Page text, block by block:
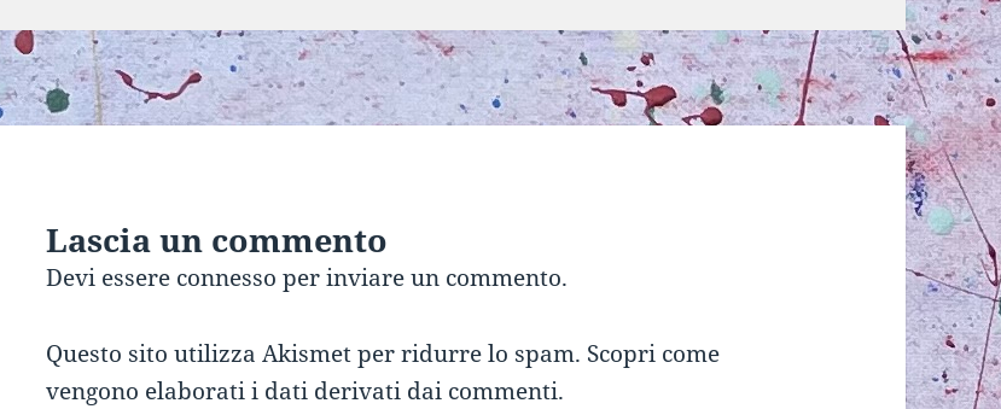
Lascia un commento
Devi essere connesso per inviare un commento.
Questo sito utilizza Akismet per ridurre lo spam. Scopri come
vengono elaborati i dati derivati dai commenti.